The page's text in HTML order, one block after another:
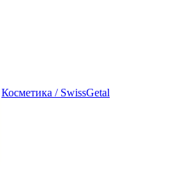
Косметика / SwissGetal